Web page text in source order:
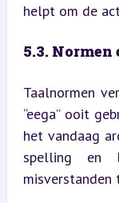
helpt om de
5.3.
Taalnormen
“eega” ooit
het vandaag
spelling en
misverstanden